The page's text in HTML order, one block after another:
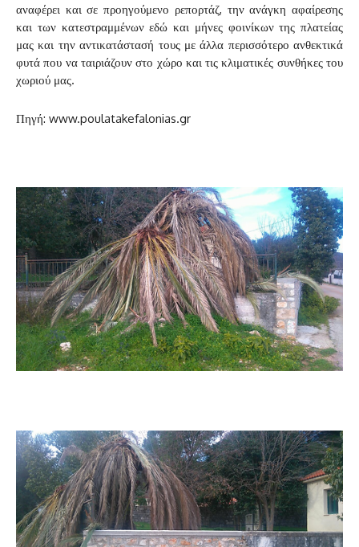
αναφέρει και σε προηγούμενο ρεπορτάζ, την ανάγκη αφαίρεσης
και των κατεστραμμένων εδώ και μήνες φοινίκων της πλατείας
μας και την αντικατάστασή τους με άλλα περισσότερο ανθεκτικά
φυτά που να ταιριάζουν στο χώρο και τις κλιματικές συνθήκες του
χωριού μας.
Πηγή: www.poulatakefalonias.gr